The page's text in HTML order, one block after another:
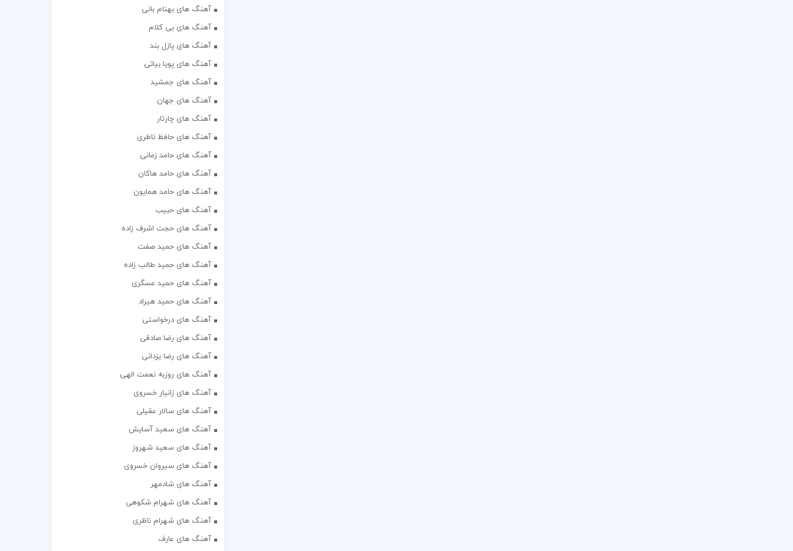
آهنگ های بهنام بانی
آهنگ های بی کلام
آهنگ های پازل بند
آهنگ های پویا بیاتی
آهنگ های جمشید
آهنگ های جهان
آهنگ های چارتار
آهنگ های حافظ ناظری
آهنگ های حامد زمانی
آهنگ های حامد هاکان
آهنگ های حامد همایون
آهنگ های حبیب
آهنگ های حجت اشرف زاده
آهنگ های حمید صفت
آهنگ های حمید طالب زاده
آهنگ های حمید عسگری
آهنگ های حمید هیراد
آهنگ های درخواستی
آهنگ های رضا صادقی
آهنگ های رضا یزدانی
آهنگ های روزبه نعمت الهی
آهنگ های زانیار خسروی
آهنگ های سالار عقیلی
آهنگ های سعید آسایش
آهنگ های سعید شهروز
آهنگ های سیروان خسروی
آهنگ های شادمهر
آهنگ های شهرام شکوهی
آهنگ های شهرام ناظری
آهنگ های عارف